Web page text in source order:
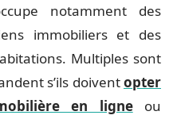
notamment des
immobiliers et des
Multiples sont
s’ils doiventopter
en ligneou